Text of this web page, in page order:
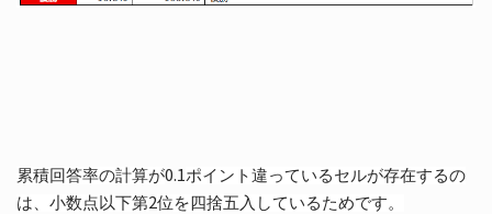
累積回答率の計算が0.1ポイント違っているセルが存在するの
は、小数点以下第2位を四捨五入しているためです。